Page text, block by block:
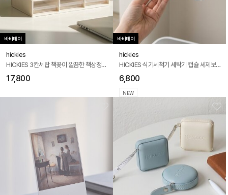
바바데이
hickies
HICKIES 3칸서랍 책꽂이 깔끔한 책상정리 데스크테리어 문구수납 BS30
17,800
바바데이
hickies
HICKIES 식기세척기 세탁기 캡슐 세제보관 싱크대 책상 슬라이딩 히든서랍 L
6,800
NEW